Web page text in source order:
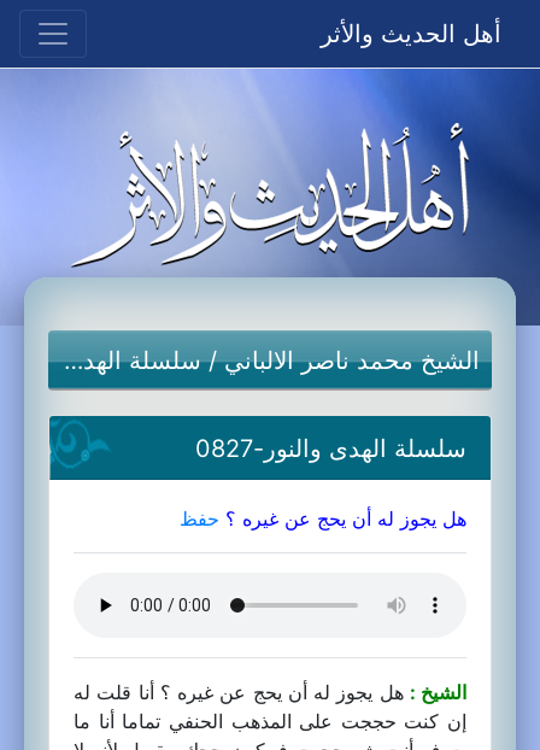
أهل الحديث والأثر
الشيخ محمد ناصر الالباني/سلسلة الهدى والنور-جديد
سلسلة الهدى والنور-0827
هل يجوز له أن يحج عن غيره ؟ حفظ
الشيخ : هل يجوز له أن يحج عن غيره ؟ أنا قلت له
إن كنت حججت على المذهب الحنفي تماما أنا ما